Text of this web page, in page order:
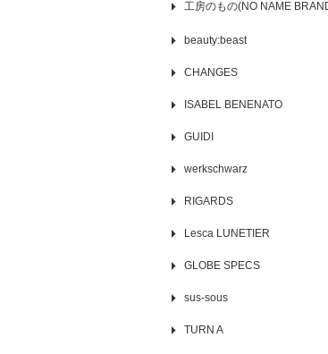
工房のもの(NO NAME
beauty:beast
CHANGES
ISABEL BENENATO
GUIDI
werkschwarz
RIGARDS
Lesca LUNETIER
GLOBE SPECS
sus-sous
TURN A